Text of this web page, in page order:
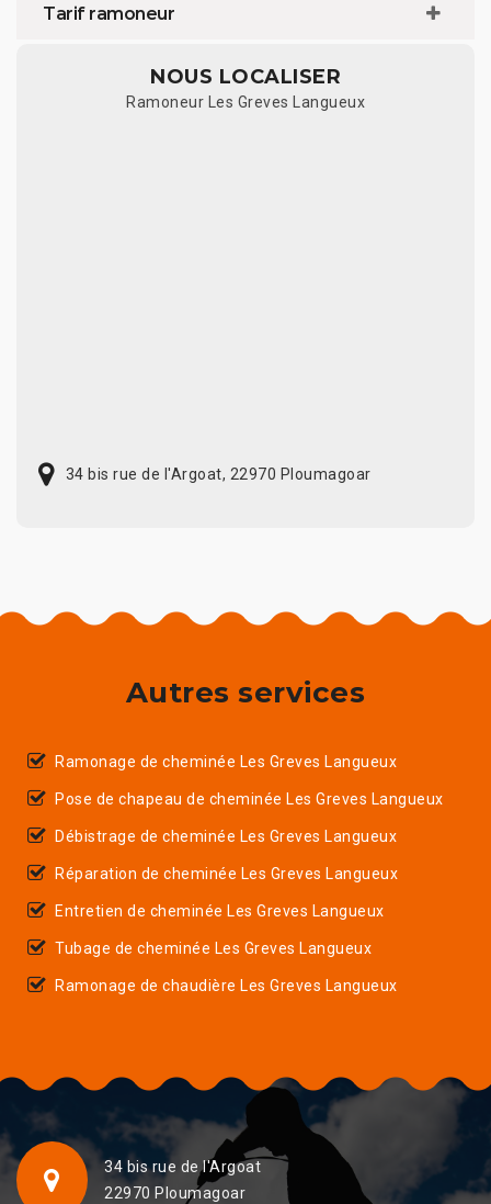
Tarif ramoneur
NOUS LOCALISER
Ramoneur Les Greves Langueux
34 bis rue de l'Argoat, 22970 Ploumagoar
Autres services
Ramonage de cheminée Les Greves Langueux
Pose de chapeau de cheminée Les Greves Langueux
Débistrage de cheminée Les Greves Langueux
Réparation de cheminée Les Greves Langueux
Entretien de cheminée Les Greves Langueux
Tubage de cheminée Les Greves Langueux
Ramonage de chaudière Les Greves Langueux
34 bis rue de l'Argoat
22970 Ploumagoar